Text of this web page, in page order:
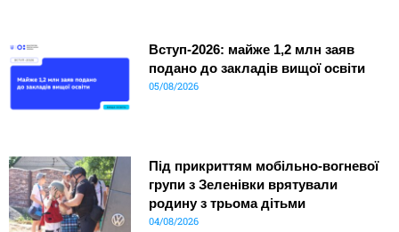
Вступ-2026: майже 1,2 млн заяв
подано до закладів вищої освіти
05/08/2026
Під прикриттям мобільно-вогневої
групи з Зеленівки врятували
родину з трьома дітьми
04/08/2026